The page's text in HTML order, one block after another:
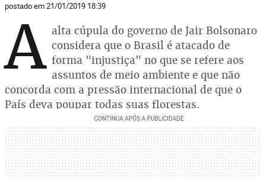
postado em 21/01/2019 18:39
A alta cúpula do governo de Jair Bolsonaro
considera que o Brasil é atacado de
forma "injustiça" no que se refere aos
assuntos de meio ambiente e que não
concorda com a pressão internacional de que o
País deva poupar todas suas florestas.